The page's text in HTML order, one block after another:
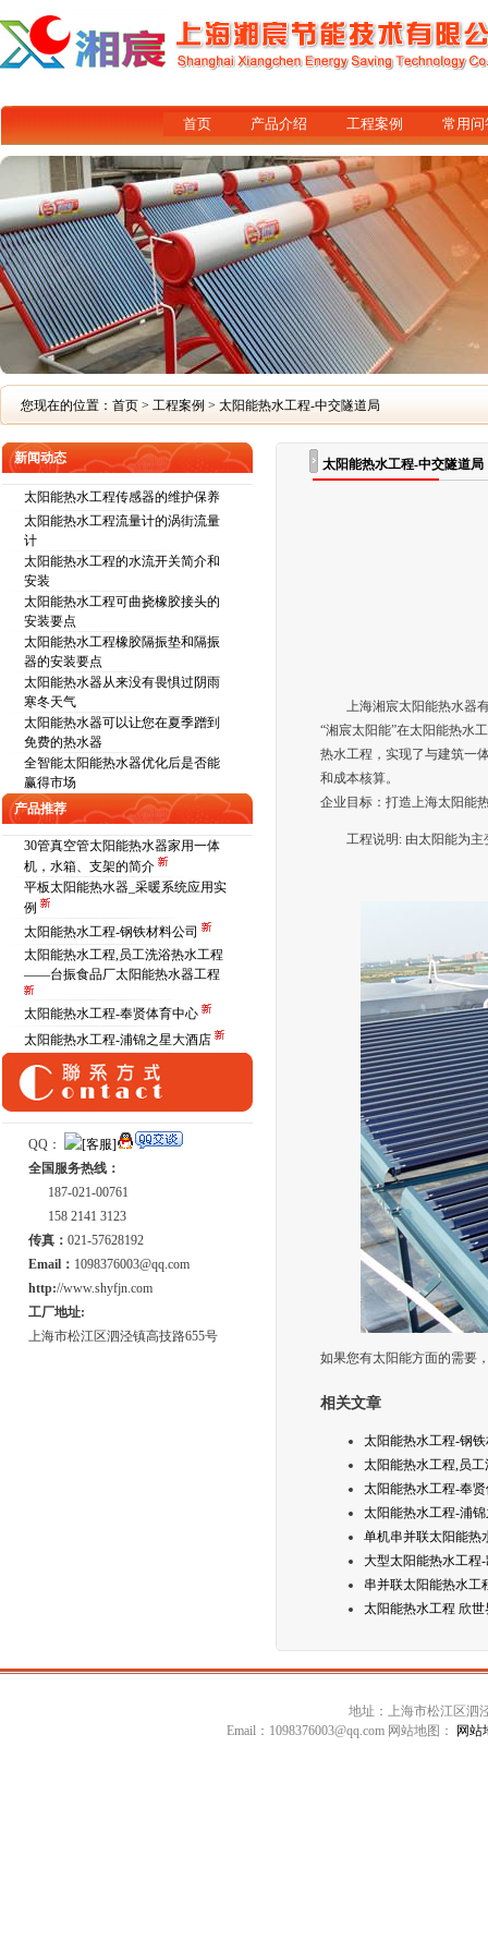
首页 产品介绍 工程案例 常用问
您现在的位置： 首页 > 工程案例 > 太阳能热水工程-中交隧道局
新闻动态
太阳能热水工程传感器的维护保养
太阳能热水工程流量计的涡街流量
计
太阳能热水工程的水流开关简介和
安装
太阳能热水工程可曲挠橡胶接头的
安装要点
太阳能热水工程橡胶隔振垫和隔振
器的安装要点
太阳能热水器从来没有畏惧过阴雨
寒冬天气
太阳能热水器可以让您在夏季蹭到
免费的热水器
全智能太阳能热水器优化后是否能
赢得市场
产品推荐
30管真空管太阳能热水器家用一体
机，水箱、支架的简介
平板太阳能热水器_采暖系统应用实
例
太阳能热水工程-钢铁材料公司
太阳能热水工程,员工洗浴热水工程
——台振食品厂太阳能热水器工程
太阳能热水工程-奉贤体育中心
太阳能热水工程-浦锦之星大酒店
QQ：
全国服务热线：
187-021-00761
158 2141 3123
传真： 021-57628192
Email： 1098376003@qq.com
http://www.shyfjn.com
工厂地址:
上海市松江区泗泾镇高技路655号
太阳能热水工程-中交隧道局
上海湘宸太阳能热水器
“湘宸太阳能”在太阳能热水
热水工程，实现了与建筑一
和成本核算。
企业目标：打造上海太阳能
工程说明: 由太阳能为
如果您有太阳能方面的需要
相关文章
太阳能热水工程-钢
太阳能热水工程,员
太阳能热水工程-奉
太阳能热水工程-浦
单机串并联太阳能热
大型太阳能热水工程
串并联太阳能热水工
太阳能热水工程 欣世
地址：上海市松江区泗泾
Email：1098376003@qq.com 网站地图：
网站